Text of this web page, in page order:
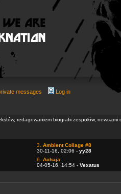
messages
Log in
redagowaniem biografii zespołów, newsami
3. Ambient Collage #8
30-11-16, 02:06 - yy28
6. Achaja
04-05-16, 14:54 - Vexatus